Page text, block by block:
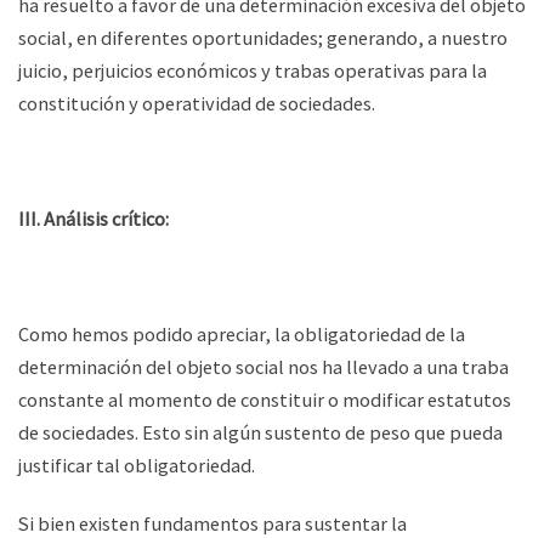
ha resuelto a favor de una determinación excesiva del objeto
social, en diferentes oportunidades; generando, a nuestro
juicio, perjuicios económicos y trabas operativas para la
constitución y operatividad de sociedades.
III. Análisis crítico:
Como hemos podido apreciar, la obligatoriedad de la
determinación del objeto social nos ha llevado a una traba
constante al momento de constituir o modificar estatutos
de sociedades. Esto sin algún sustento de peso que pueda
justificar tal obligatoriedad.
Si bien existen fundamentos para sustentar la